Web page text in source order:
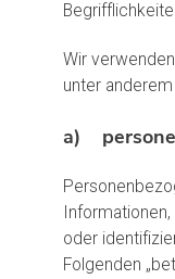
Wir
unter
a)
oder
Folgenden